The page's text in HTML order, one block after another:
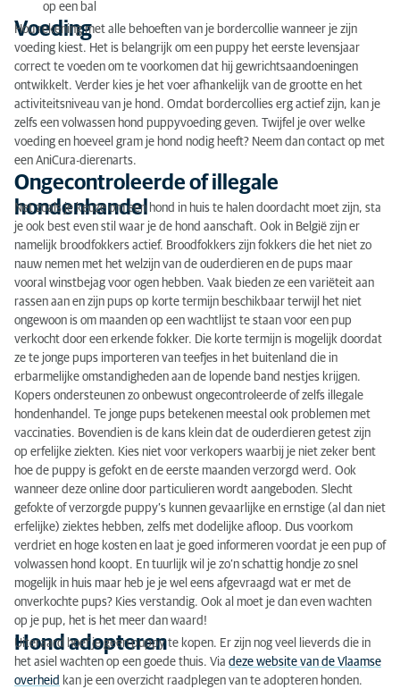
op een bal
Voeding
Hou rekening met alle behoeften van je bordercollie wanneer je zijn
voeding kiest. Het is belangrijk om een puppy het eerste levensjaar
correct te voeden om te voorkomen dat hij gewrichtsaandoeningen
ontwikkelt. Verder kies je het voer afhankelijk van de grootte en het
activiteitsniveau van je hond. Omdat bordercollies erg actief zijn, kan je
zelfs een volwassen hond puppyvoeding geven. Twijfel je over welke
voeding en hoeveel gram je hond nodig heeft? Neem dan contact op met
een AniCura-dierenarts.
Ongecontroleerde of illegale
hondenhandel
Net zoals je keuze om een hond in huis te halen doordacht moet zijn, sta
je ook best even stil waar je de hond aanschaft. Ook in België zijn er
namelijk broodfokkers actief. Broodfokkers zijn fokkers die het niet zo
nauw nemen met het welzijn van de ouderdieren en de pups maar
vooral winstbejag voor ogen hebben. Vaak bieden ze een variëteit aan
rassen aan en zijn pups op korte termijn beschikbaar terwijl het niet
ongewoon is om maanden op een wachtlijst te staan voor een pup
verkocht door een erkende fokker. Die korte termijn is mogelijk doordat
ze te jonge pups importeren van teefjes in het buitenland die in
erbarmelijke omstandigheden aan de lopende band nestjes krijgen.
Kopers ondersteunen zo onbewust ongecontroleerde of zelfs illegale
hondenhandel. Te jonge pups betekenen meestal ook problemen met
vaccinaties. Bovendien is de kans klein dat de ouderdieren getest zijn
op erfelijke ziekten. Kies niet voor verkopers waarbij je niet zeker bent
hoe de puppy is gefokt en de eerste maanden verzorgd werd. Ook
wanneer deze online door particulieren wordt aangeboden. Slecht
gefokte of verzorgde puppy’s kunnen gevaarlijke en ernstige (al dan niet
erfelijke) ziektes hebben, zelfs met dodelijke afloop. Dus voorkom
verdriet en hoge kosten en laat je goed informeren voordat je een pup of
volwassen hond koopt. En tuurlijk wil je zo’n schattig hondje zo snel
mogelijk in huis maar heb je je wel eens afgevraagd wat er met de
onverkochte pups? Kies verstandig. Ook al moet je dan even wachten
op je pup, het is het meer dan waard!
Hond adopteren
Uiteraard hoef je geen puppy te kopen. Er zijn nog veel lieverds die in
het asiel wachten op een goede thuis. Via deze website van de Vlaamse
overheid kan je een overzicht raadplegen van te adopteren honden.